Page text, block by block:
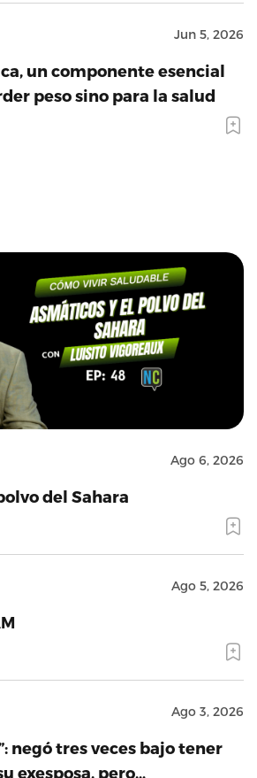
Jun 5, 2026
un componente esencial
peso sino para la salud
Ago 6, 2026
del Sahara
Ago 5, 2026
Ago 3, 2026
negó tres veces bajo tener
exesposa, pero…